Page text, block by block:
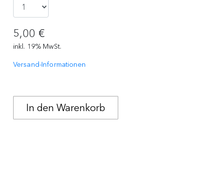
5,00 €
inkl. 19% MwSt.
Versand-Informationen